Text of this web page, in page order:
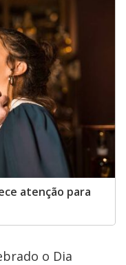
atenção para
o Dia